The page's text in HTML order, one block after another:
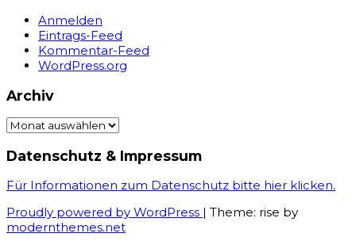
Anmelden
Eintrags-Feed
Kommentar-Feed
WordPress.org
Archiv
Archiv
Datenschutz & Impressum
Für Informationen zum Datenschutz bitte hier klicken.
Proudly powered by WordPress | Theme: rise by
modernthemes.net